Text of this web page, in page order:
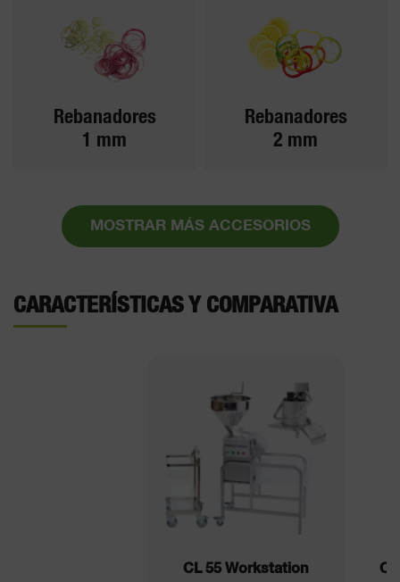
Rebanadores
1 mm
Rebanadores
2 mm
MOSTRAR MÁS ACCESORIOS
CARACTERÍSTICAS Y COMPARATIVA
CL 55 Workstation